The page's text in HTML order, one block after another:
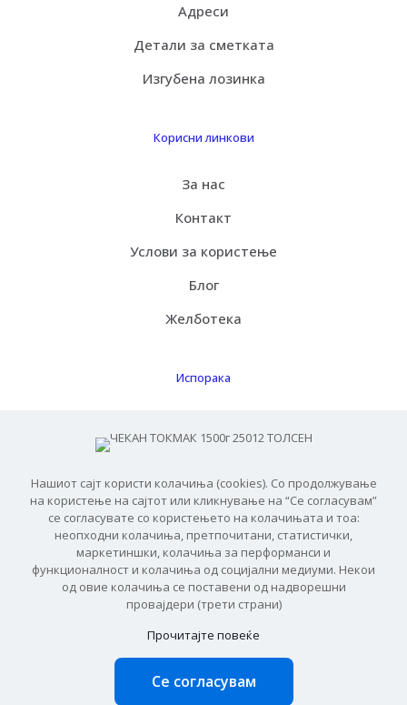
Адреси
Детали за сметката
Изгубена лозинка
Корисни линкови
За нас
Контакт
Услови за користење
Блог
Желботека
Испорака
ЧПП
© 2026 Баукит
Нашиот сајт користи колачиња (cookies). Со продолжување
на користење на сајтот или кликнување на “Се согласувам”
се согласувате со користењето на колачињата и тоа:
неопходни колачиња, претпочитани, статистички,
маркетиншки, колачиња за перформанси и
функционалност и колачиња од социјални медиуми. Некои
од овие колачиња се поставени од надворешни
провајдери (трети страни)
Прочитајте повеќе
Се согласувам